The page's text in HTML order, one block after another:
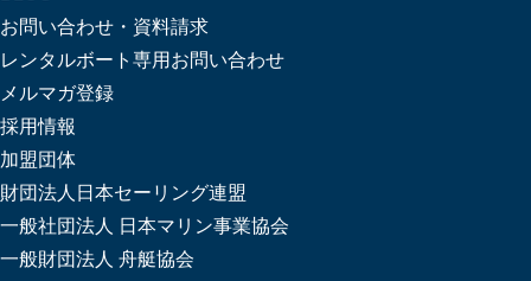
お問い合わせ・資料請求
レンタルボート専用お問い合わせ
メルマガ登録
採用情報
加盟団体
財団法人日本セーリング連盟
一般社団法人 日本マリン事業協会
一般財団法人 舟艇協会